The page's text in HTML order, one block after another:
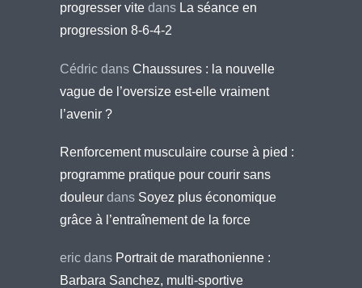
progresser vite dans La séance en
progression 8-6-4-2
Cédric dans Chaussures : la nouvelle
vague de l’oversize est-elle vraiment
l’avenir ?
Renforcement musculaire course à pied :
programme pratique pour courir sans
douleur dans Soyez plus économique
grâce à l’entraînement de la force
eric dans Portrait de marathonienne :
Barbara Sanchez, multi-sportive